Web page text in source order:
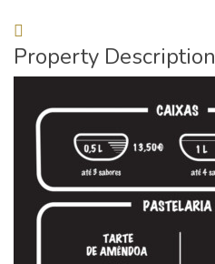
Property Description